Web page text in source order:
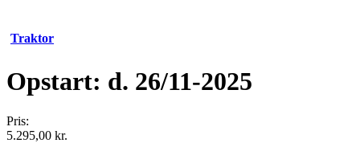
Traktor
Opstart: d. 26/11-2025
Pris:
5.295,00 kr.